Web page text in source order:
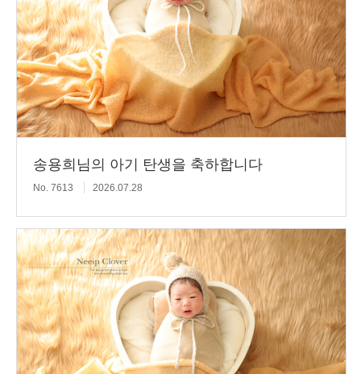
송용희님의 아기 탄생을 축하합니다
No. 7613 2026.07.28